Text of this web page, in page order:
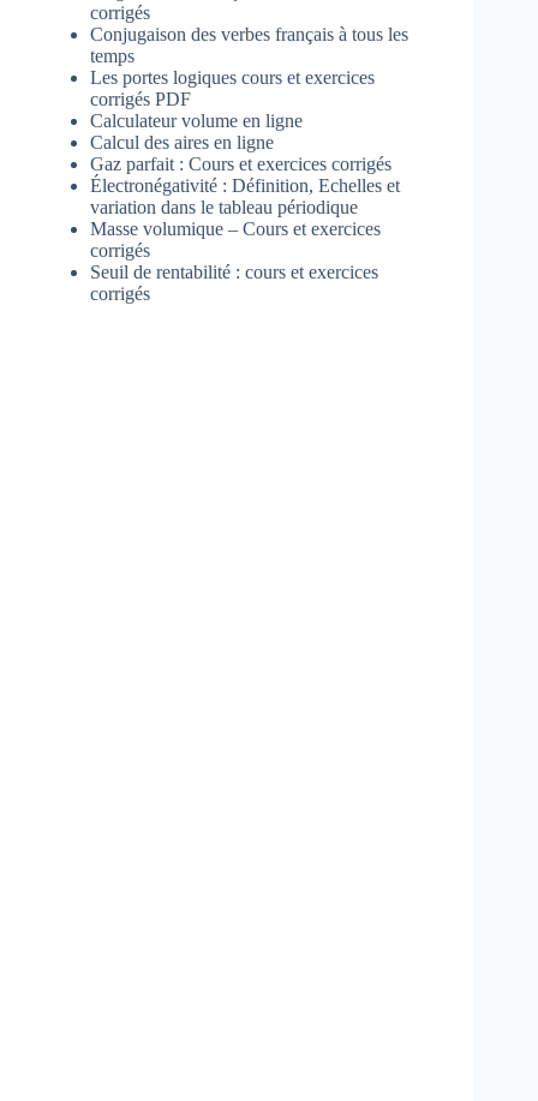
corrigés
Conjugaison des verbes français à tous les
temps
Les portes logiques cours et exercices
corrigés PDF
Calculateur volume en ligne
Calcul des aires en ligne
Gaz parfait : Cours et exercices corrigés
Électronégativité : Définition, Echelles et
variation dans le tableau périodique
Masse volumique – Cours et exercices
corrigés
Seuil de rentabilité : cours et exercices
corrigés